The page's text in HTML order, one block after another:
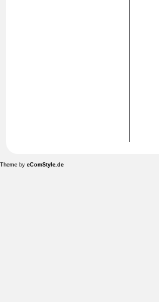
Theme by eComStyle.de